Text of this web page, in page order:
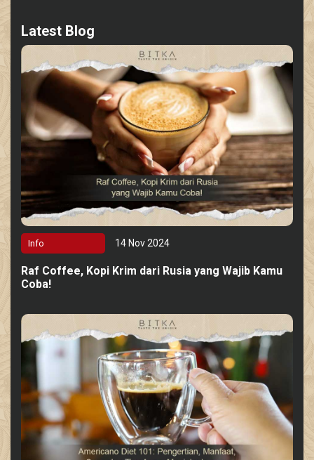
Latest Blog
Info 14 Nov 2024
Raf Coffee, Kopi Krim dari Rusia yang Wajib Kamu
Coba!